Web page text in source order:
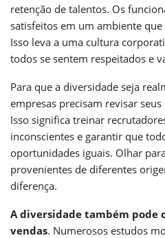
retenção de talentos. Os
satisfeitos em um ambiente que
Isso leva a uma cultura
todos se sentem respeitados e
Para que a diversidade seja
empresas precisam revisar
Isso significa treinar
inconscientes e garantir que
oportunidades iguais. Olhar
provenientes de diferentes
diferença.
A diversidade também pode
vendas. Numerosos estudos